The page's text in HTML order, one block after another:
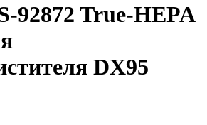
92872 True-HEPA
DX95